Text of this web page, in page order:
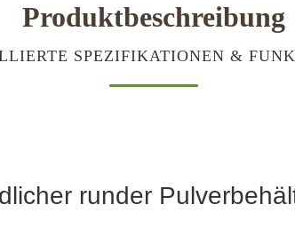
Produktbeschreibung
SPEZIFIKATIONEN &
runder